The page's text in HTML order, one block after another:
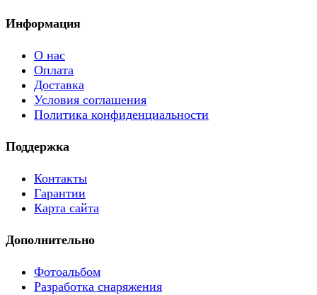
Информация
О нас
Оплата
Доставка
Условия соглашения
Политика конфиденциальности
Поддержка
Контакты
Гарантии
Карта сайта
Дополнительно
Фотоальбом
Разработка снаряжения